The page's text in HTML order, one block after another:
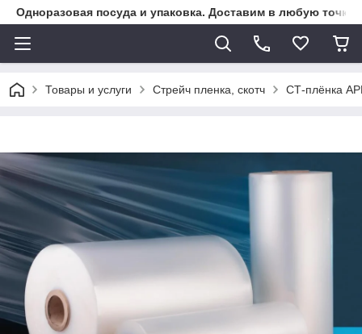
Одноразовая посуда и упаковка. Доставим в любую точку
Товары и услуги Стрейч пленка, скотч СТ-плёнка